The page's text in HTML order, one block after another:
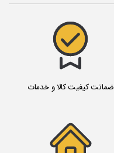
ضمانت کیفیت کالا و خدمات